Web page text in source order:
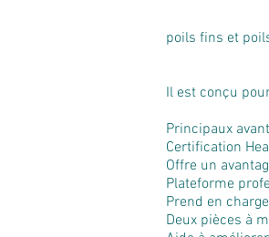
poils fins et
Il est conçu
Principaux
Certification
Offre un
Plateforme
Prend en
Deux pièces à